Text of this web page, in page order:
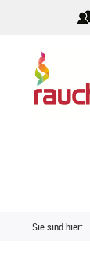
Sie sind hier: